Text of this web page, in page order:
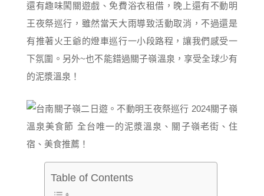
還有趣味闖關遊戲、免費浴衣租借，晚上還有不動明
王夜祭巡行，雖然當天大雨導致活動取消，不過還是
有推著火王爺的燈車巡行一小段路程，讓我們感受一
下氛圍。另外~也不能錯過關子嶺溫泉，享受全球少有
的泥漿溫泉！
Table of Contents